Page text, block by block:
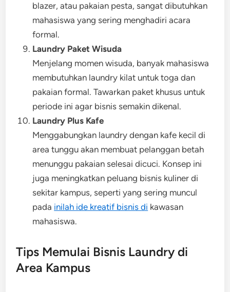
blazer, atau pakaian pesta, sangat dibutuhkan
mahasiswa yang sering menghadiri acara
formal.
Laundry Paket Wisuda
Menjelang momen wisuda, banyak mahasiswa
membutuhkan laundry kilat untuk toga dan
pakaian formal. Tawarkan paket khusus untuk
periode ini agar bisnis semakin dikenal.
Laundry Plus Kafe
Menggabungkan laundry dengan kafe kecil di
area tunggu akan membuat pelanggan betah
menunggu pakaian selesai dicuci. Konsep ini
juga meningkatkan peluang bisnis kuliner di
sekitar kampus, seperti yang sering muncul
pada inilah ide kreatif bisnis di kawasan
mahasiswa.
Tips Memulai Bisnis Laundry di
Area Kampus